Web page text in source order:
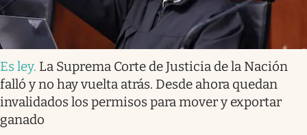
Es ley. La Suprema Corte de Justicia de la Nación
falló y no hay vuelta atrás. Desde ahora quedan
invalidados los permisos para mover y exportar
ganado